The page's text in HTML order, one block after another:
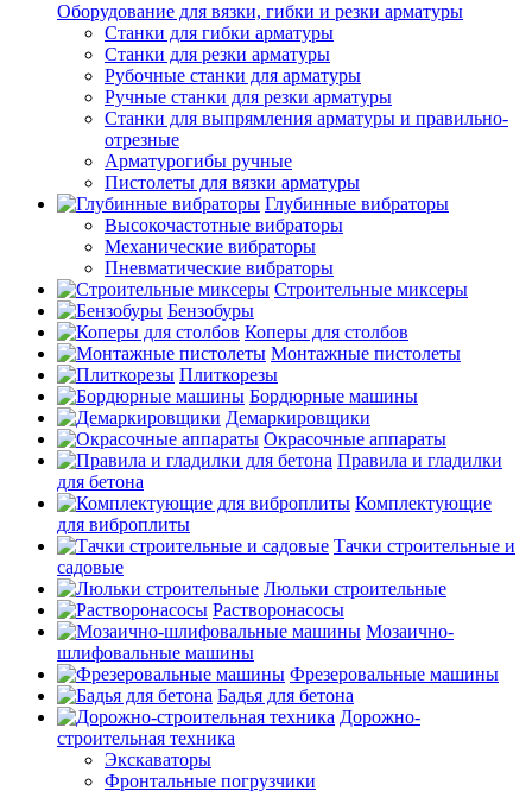
Оборудование для вязки, гибки и резки арматуры
Станки для гибки арматуры
Станки для резки арматуры
Рубочные станки для арматуры
Ручные станки для резки арматуры
Станки для выпрямления арматуры и правильно-
отрезные
Арматурогибы ручные
Пистолеты для вязки арматуры
Глубинные вибраторы
Высокочастотные вибраторы
Механические вибраторы
Пневматические вибраторы
Строительные миксеры
Бензобуры
Коперы для столбов
Монтажные пистолеты
Плиткорезы
Бордюрные машины
Демаркировщики
Окрасочные аппараты
Правила и гладилки
для бетона
Комплектующие
для виброплиты
Тачки строительные и
садовые
Люльки строительные
Растворонасосы
Мозаично-
шлифовальные машины
Фрезеровальные машины
Бадья для бетона
Дорожно-
строительная техника
Экскаваторы
Фронтальные погрузчики